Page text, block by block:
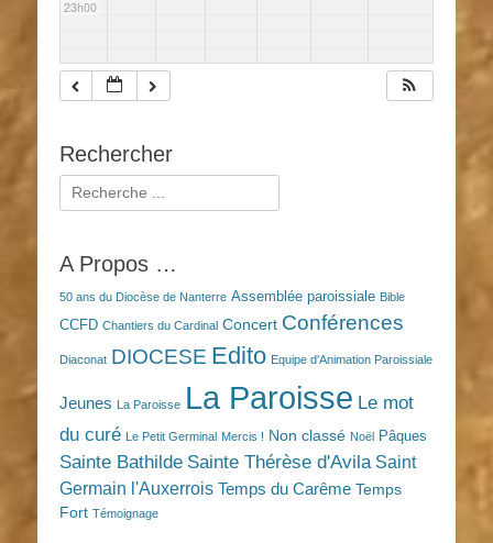
23h00
Rechercher
Rechercher :
A Propos …
50 ans du Diocèse de Nanterre Assemblée paroissiale Bible
CCFD Chantiers du Cardinal Concert Conférences
Diaconat DIOCESE Edito Equipe d'Animation Paroissiale
Jeunes La Paroisse La Paroisse Le mot
du curé Le Petit Germinal Mercis ! Non classé Noël Pâques
Sainte Bathilde Sainte Thérèse d'Avila Saint
Germain l'Auxerrois Temps du Carême Temps
Fort Témoignage